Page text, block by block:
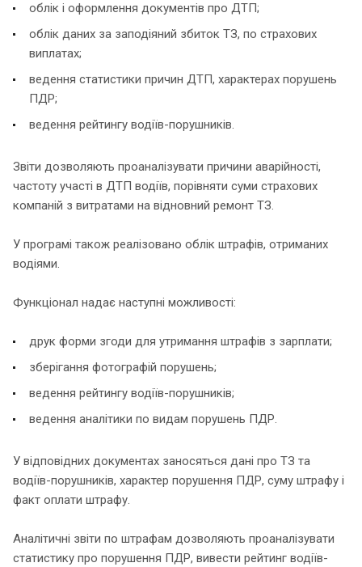
облік і оформлення документів про ДТП;
облік даних за заподіяний збиток ТЗ, по страхових
виплатах;
ведення статистики причин ДТП, характерах порушень
ПДР;
ведення рейтингу водіїв-порушників.
Звіти дозволяють проаналізувати причини аварійності,
частоту участі в ДТП водіїв, порівняти суми страхових
компаній з витратами на відновний ремонт ТЗ.
У програмі також реалізовано облік штрафів, отриманих
водіями.
Функціонал надає наступні можливості:
друк форми згоди для утримання штрафів з зарплати;
зберігання фотографій порушень;
ведення рейтингу водіїв-порушників;
ведення аналітики по видам порушень ПДР.
У відповідних документах заносяться дані про ТЗ та
водіїв-порушників, характер порушення ПДР, суму штрафу і
факт оплати штрафу.
Аналітичні звіти по штрафам дозволяють проаналізувати
статистику про порушення ПДР, вивести рейтинг водіїв-